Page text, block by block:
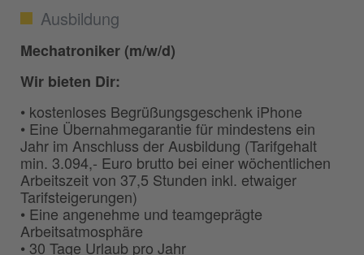
Ausbildung
Mechatroniker (m/w/d)
Wir bieten Dir:
• kostenloses Begrüßungsgeschenk iPhone
• Eine Übernahmegarantie für mindestens ein
Jahr im Anschluss der Ausbildung (Tarifgehalt
min. 3.094,- Euro brutto bei einer wöchentlichen
Arbeitszeit von 37,5 Stunden inkl. etwaiger
Tarifsteigerungen)
• Eine angenehme und teamgeprägte
Arbeitsatmosphäre
• 30 Tage Urlaub pro Jahr